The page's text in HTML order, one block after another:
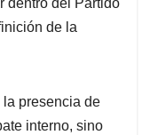
dentro del Partido
de la
la presencia de
interno, sino